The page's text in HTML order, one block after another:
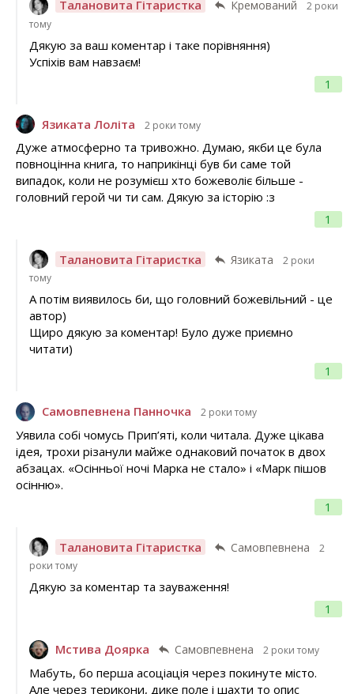
Талановита Гітаристка Кремований
2 роки
тому
1
Дякую за ваш коментар і таке порівняння)
Успіхів вам навзаєм!
Язиката Лоліта 2 роки тому
1
Дуже атмосферно та тривожно. Думаю, якби це була
повноцінна книга, то наприкінці був би саме той
випадок, коли не розумієш хто божеволіє більше -
головний герой чи ти сам. Дякую за історію :з
Талановита Гітаристка Язиката
2 роки
тому
1
А потім виявилось би, що головний божевільний - це
автор)
Щиро дякую за коментар! Було дуже приємно
читати)
Самовпевнена Панночка 2 роки тому
1
Уявила собі чомусь Прип’яті, коли читала. Дуже цікава
ідея, трохи різанули майже однаковий початок в двох
абзацах. «Осінньої ночі Марка не стало» і «Марк пішов
осінню».
Талановита Гітаристка Самовпевнена
2
роки тому
1
Дякую за коментар та зауваження!
Мстива Доярка Самовпевнена 2 роки тому
Мабуть, бо перша асоціація через покинуте місто.
Але через терикони, дике поле і шахти то опис